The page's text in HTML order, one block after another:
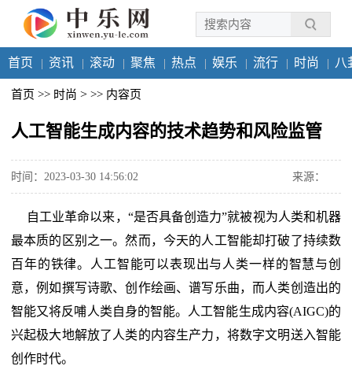
首页 资讯 滚动 聚焦 热点 娱乐 流行 时尚 八
首页 >> 时尚 > >> 内容页
人工智能生成内容的技术趋势和风险监管
时间：2023-03-30 14:56:02 来源：
自工业革命以来，“是否具备创造力”就被视为人类和机器
最本质的区别之一。然而，今天的人工智能却打破了持续数
百年的铁律。人工智能可以表现出与人类一样的智慧与创
意，例如撰写诗歌、创作绘画、谱写乐曲，而人类创造出的
智能又将反哺人类自身的智能。人工智能生成内容(AIGC)的
兴起极大地解放了人类的内容生产力，将数字文明送入智能
创作时代。